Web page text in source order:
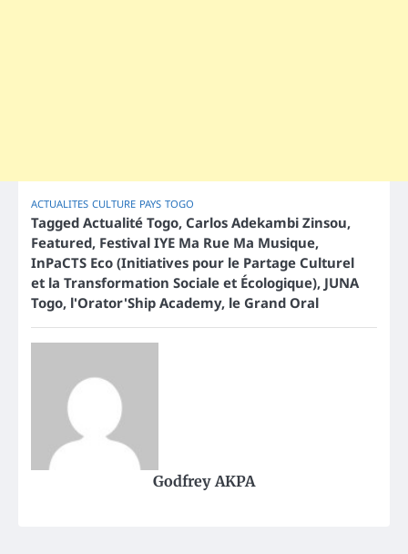
ACTUALITES CULTURE PAYS TOGO
Tagged Actualité Togo, Carlos Adekambi Zinsou,
Featured, Festival IYE Ma Rue Ma Musique,
InPaCTS Eco (Initiatives pour le Partage Culturel
et la Transformation Sociale et Écologique), JUNA
Togo, l'Orator'Ship Academy, le Grand Oral
Godfrey AKPA